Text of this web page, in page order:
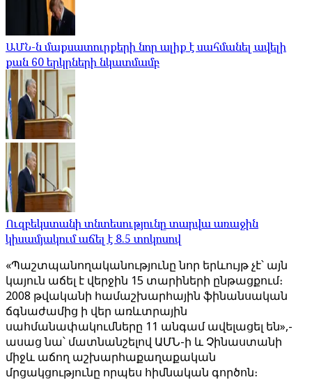
ԱՄՆ-ն մաքսատուրքերի նոր ալիք է սահմանել ավելի
քան 60 երկրների նկատմամբ
Ուզբեկստանի տնտեսությունը տարվա առաջին
կիսամյակում աճել է 8.5 տոկոսով
«Պաշտպանողականությունը նոր երևույթ չէ՝ այն
կայուն աճել է վերջին 15 տարիների ընթացքում։
2008 թվականի համաշխարհային ֆինանսական
ճգնաժամից ի վեր առևտրային
սահմանափակումները 11 անգամ ավելացել են»,-
ասաց նա՝ մատնանշելով ԱՄՆ-ի և Չինաստանի
միջև աճող աշխարհաքաղաքական
մրցակցությունը որպես հիմնական գործոն։